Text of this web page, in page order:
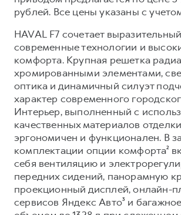
Сервис для корпоративных
HAVAL Лизинг
АКСЕССУАРЫ HAVAL
Автомобильные аксессуары
Коллекция CITY
Коллекция Базовая
Коллекция Детская
АКСЕССУАРЫ HAVAL
Автомобильные аксессуары
Коллекция CITY
Коллекция Базовая
Коллекция Детская
рублей. Все цены указаны с
HAVAL F7 сочетает
современные технологии и
комфорта. Крупная решетка
хромированными элементами,
оптика и динамичный силуэт
характер современного
Интерьер, выполненный с
качественных материалов
эргономичен и функционален. В
комплектации опции комфорта²
себя вентиляцию и
передних сидений, панорамную
проекционный дисплей, онлайн-
сервисов Яндекс Авто³ и